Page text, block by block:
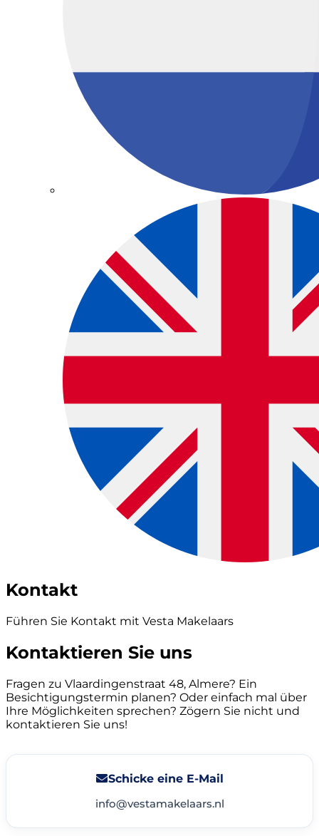
Kontakt
Führen Sie Kontakt mit Vesta Makelaars
Kontaktieren Sie uns
Fragen zu Vlaardingenstraat 48, Almere? Ein
Besichtigungstermin planen? Oder einfach mal über
Ihre Möglichkeiten sprechen? Zögern Sie nicht und
kontaktieren Sie uns!
Schicke eine E-Mail
info@vestamakelaars.nl